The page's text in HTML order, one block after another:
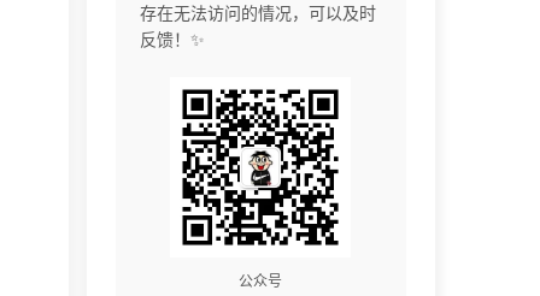
存在无法访问的情况，可以及时
反馈！✨
公众号